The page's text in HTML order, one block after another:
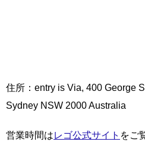
住所：entry is Via, 400 George
Sydney NSW 2000 Australia
営業時間はレゴ公式サイト をご